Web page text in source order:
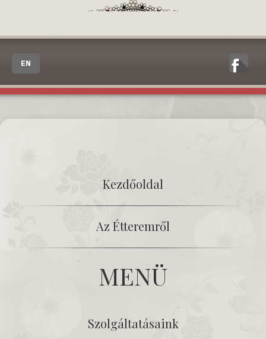
EN
Kezdőoldal
Az Étteremről
MENÜ
Szolgáltatásaink